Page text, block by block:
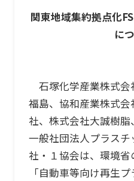
関東地域集約拠点化
に
石塚化学産業株式会
福島、協和産業株式
社、株式会社大誠樹脂
一般社団法人プラスチ
社・１協会は、環境
「自動車等向け再生